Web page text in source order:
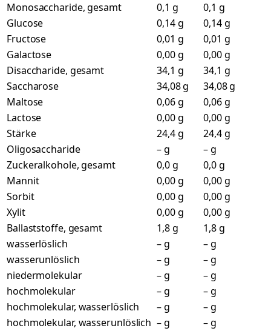
Monosaccharide, gesamt
0,1 g
0,1 g
Glucose
0,14 g
0,14 g
Fructose
0,01 g
0,01 g
Galactose
0,00 g
0,00 g
Disaccharide, gesamt
34,1 g
34,1 g
Saccharose
34,08 g
34,08 g
Maltose
0,06 g
0,06 g
Lactose
0,00 g
0,00 g
Stärke
24,4 g
24,4 g
Oligosaccharide
– g
– g
Zuckeralkohole, gesamt
0,0 g
0,0 g
Mannit
0,00 g
0,00 g
Sorbit
0,00 g
0,00 g
Xylit
0,00 g
0,00 g
Ballaststoffe, gesamt
1,8 g
1,8 g
wasserlöslich
– g
– g
wasserunlöslich
– g
– g
niedermolekular
– g
– g
hochmolekular
– g
– g
hochmolekular, wasserlöslich
– g
– g
hochmolekular, wasserunlöslich – g
– g